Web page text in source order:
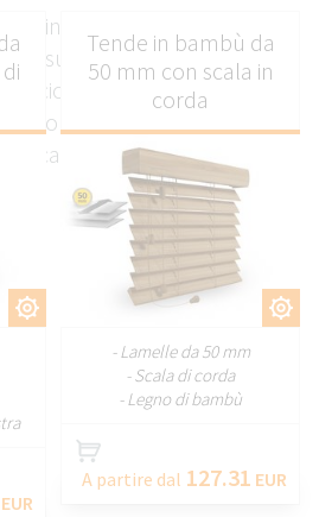
in bambù per interni e
su misura. Perfette per
ufficio, disponibili con lamelle
con scaletta a nastro o a
o manualmente.
EUR
PERSONALIZZARE
Tende in bambù da
50 mm con scala in
corda
- Lamelle da 50 mm
- Scala di corda
- Legno di bambù
A partire dal 127.31 EUR